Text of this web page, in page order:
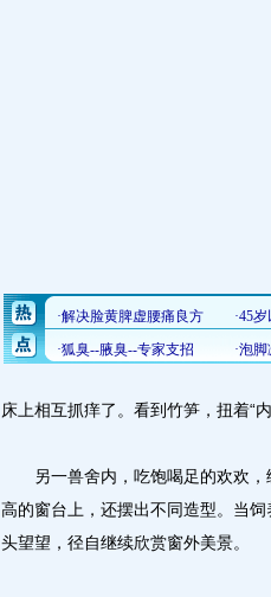
床上相互抓痒了。看到竹笋，扭着“
另一兽舍内，吃饱喝足的欢欢，
高的窗台上，还摆出不同造型。当
头望望，径自继续欣赏窗外美景。